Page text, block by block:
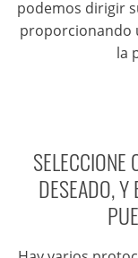
podemos dirigir
proporcionando
la
SELECCIONE
DESEADO, Y